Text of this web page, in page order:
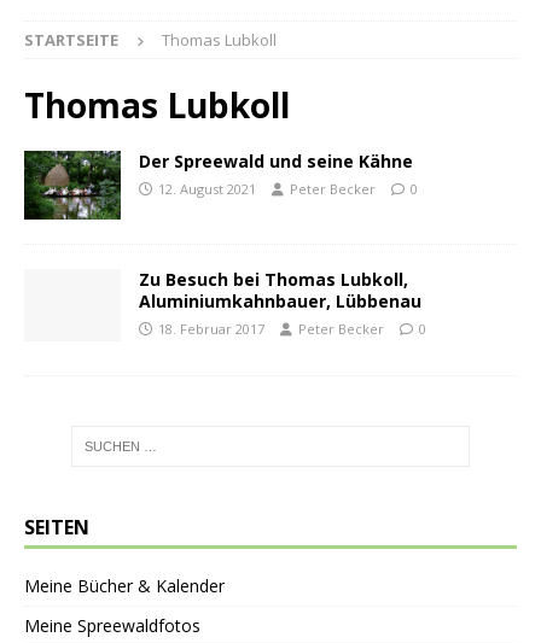
STARTSEITE Thomas Lubkoll
Thomas Lubkoll
Der Spreewald und seine Kähne
12. August 2021 Peter Becker 0
Zu Besuch bei Thomas Lubkoll,
Aluminiumkahnbauer, Lübbenau
18. Februar 2017 Peter Becker 0
SEITEN
Meine Bücher & Kalender
Meine Spreewaldfotos